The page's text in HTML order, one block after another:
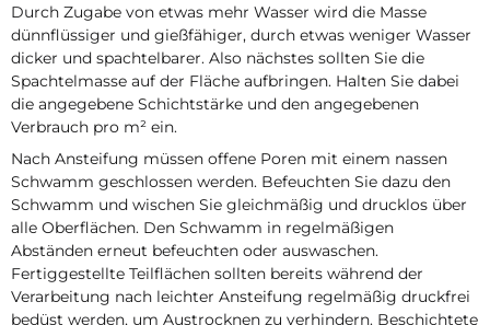
Durch Zugabe von etwas mehr Wasser wird die Masse
dünnflüssiger und gießfähiger, durch etwas weniger Wasser
dicker und spachtelbarer. Also nächstes sollten Sie die
Spachtelmasse auf der Fläche aufbringen. Halten Sie dabei
die angegebene Schichtstärke und den angegebenen
Verbrauch pro m² ein.
Nach Ansteifung müssen offene Poren mit einem nassen
Schwamm geschlossen werden. Befeuchten Sie dazu den
Schwamm und wischen Sie gleichmäßig und drucklos über
alle Oberflächen. Den Schwamm in regelmäßigen
Abständen erneut befeuchten oder auswaschen.
Fertiggestellte Teilflächen sollten bereits während der
Verarbeitung nach leichter Ansteifung regelmäßig druckfrei
bedüst werden, um Austrocknen zu verhindern. Beschichtete